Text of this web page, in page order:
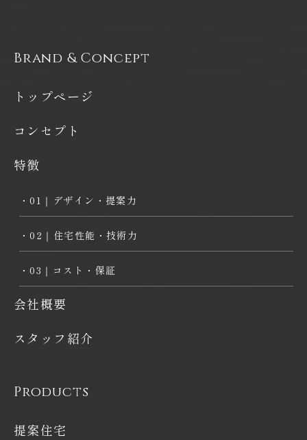
Brand & Concept
トップページ
コンセプト
特徴
・01｜デザイン・提案力
・02｜住宅性能・技術力
・03｜コスト・保証
会社概要
スタッフ紹介
Products
提案住宅